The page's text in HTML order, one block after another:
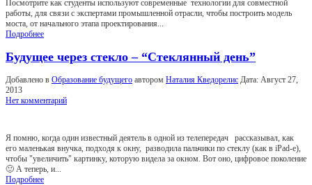
Посмотрите как студенты используют современные технологии для совместной
работы, для связи с экспертами промышленной отрасли, чтобы построить модель
моста, от начального этапа проектирования...
Подробнее
Будущее через стекло – “Стеклянный день”
Добавлено в Образование будущего автором Наталия Кведорелис Дата: Август 27,
2013
Нет комментарий
Я помню, когда один известный деятель в одной из телепередач рассказывал, как
его маленькая внучка, подходя к окну, разводила пальчики по стеклу (как в iPad-е),
чтобы "увеличить" картинку, которую видела за окном. Вот оно, цифровое поколение
🙂 А теперь, и...
Подробнее